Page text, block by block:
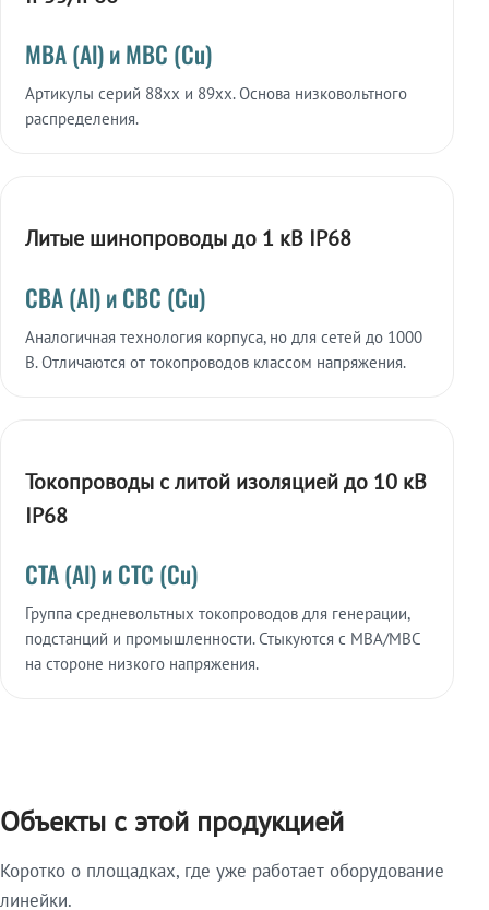
МВА (Al) и МВС (Cu)
Артикулы серий 88xx и 89xx. Основа низковольтного
распределения.
Литые шинопроводы до 1 кВ IP68
СВА (Al) и СВС (Cu)
Аналогичная технология корпуса, но для сетей до 1000
В. Отличаются от токопроводов классом напряжения.
Токопроводы с литой изоляцией до 10 кВ
IP68
СТА (Al) и СТС (Cu)
Группа средневольтных токопроводов для генерации,
подстанций и промышленности. Стыкуются с МВА/МВС
на стороне низкого напряжения.
Объекты с этой продукцией
Коротко о площадках, где уже работает оборудование
линейки.